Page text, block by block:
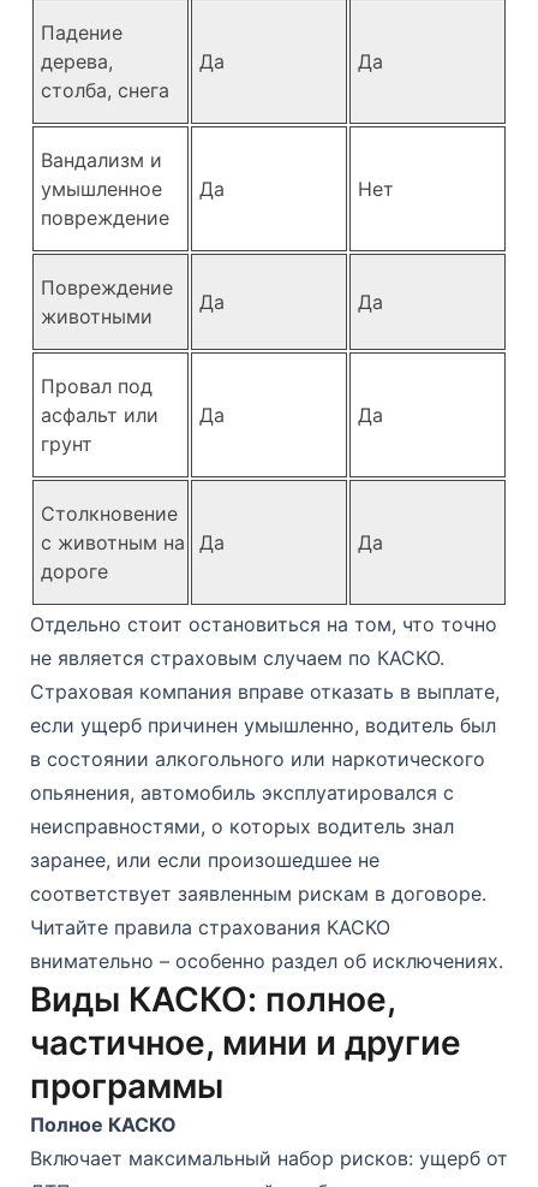
Падение
дерева,
столба, снега
Да Да
Вандализм и
умышленное
повреждение
Да Нет
Повреждение
животными
Да Да
Провал под
асфальт или
грунт
Да Да
Столкновение
с животным на
дороге
Да Да
Отдельно стоит остановиться на том, что точно
не является страховым случаем по КАСКО.
Страховая компания вправе отказать в выплате,
если ущерб причинен умышленно, водитель был
в состоянии алкогольного или наркотического
опьянения, автомобиль эксплуатировался с
неисправностями, о которых водитель знал
заранее, или если произошедшее не
соответствует заявленным рискам в договоре.
Читайте правила страхования КАСКО
внимательно – особенно раздел об исключениях.
Виды КАСКО: полное,
частичное, мини и другие
программы
Полное КАСКО
Включает максимальный набор рисков: ущерб от